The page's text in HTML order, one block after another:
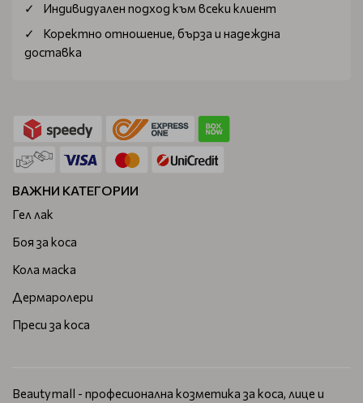
Индивидуален подход към всеки клиент
Коректно отношение, бърза и надеждна
доставка
ВАЖНИ КАТЕГОРИИ
Гел лак
Боя за коса
Кола маска
Дермаролери
Преси за коса
Beautymall - професионална козметика за коса, лице и